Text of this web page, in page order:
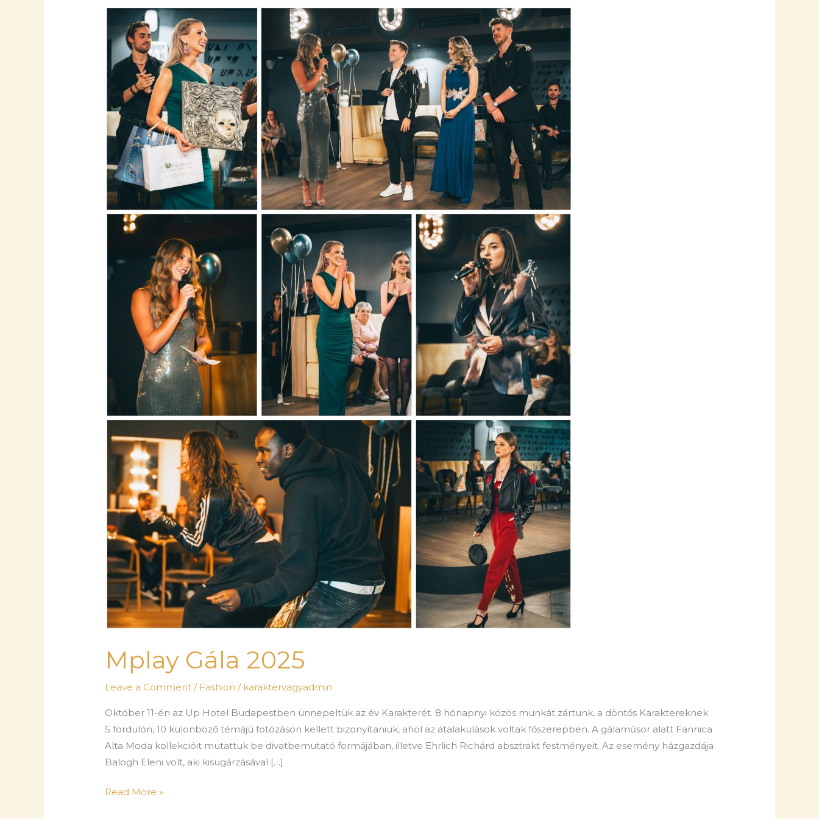
Mplay Gála 2025
Leave a Comment / Fashion / karaktervagyadmin
Október 11-én az Up Hotel Budapestben ünnepeltük az év Karakterét. 8 hónapnyi közös munkát zártunk, a döntős Karaktereknek
5 fordulón, 10 különböző témájú fotózáson kellett bizonyítaniuk, ahol az átalakulások voltak főszerepben. A gálaműsor alatt Fannica
Alta Moda kollekcióit mutattuk be divatbemutató formájában, illetve Ehrlich Richárd absztrakt festményeit. Az esemény házgazdája
Balogh Eleni volt, aki kisugárzásával […]
Gála
2025
Read More »